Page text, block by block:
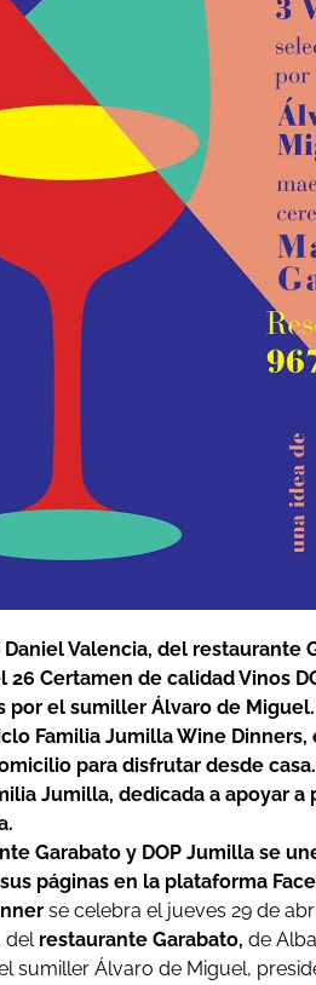
Valencia, del restaurante
Certamen de calidad Vinos
por el sumiller Álvaro de Miguel.
Familia Jumilla Wine
para disfrutar desde casa.
Jumilla, dedicada a apoyar
Garabato y DOP Jumilla se
páginas en la plataforma
se celebra el jueves 29 de
del restaurante Garabato, de
sumiller Álvaro de Miguel,